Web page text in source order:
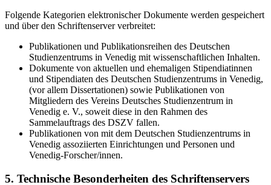
Folgende Kategorien elektronischer Dokumente werden gespeichert
und über den Schriftenserver verbreitet:
Publikationen und Publikationsreihen des Deutschen
Studienzentrums in Venedig mit wissenschaftlichen Inhalten.
Dokumente von aktuellen und ehemaligen Stipendiatinnen
und Stipendiaten des Deutschen Studienzentrums in Venedig,
(vor allem Dissertationen) sowie Publikationen von
Mitgliedern des Vereins Deutsches Studienzentrum in
Venedig e. V., soweit diese in den Rahmen des
Sammelauftrags des DSZV fallen.
Publikationen von mit dem Deutschen Studienzentrums in
Venedig assoziierten Einrichtungen und Personen und
Venedig-Forscher/innen.
5. Technische Besonderheiten des Schriftenservers